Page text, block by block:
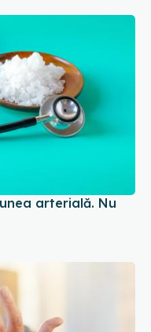
arterială. Nu